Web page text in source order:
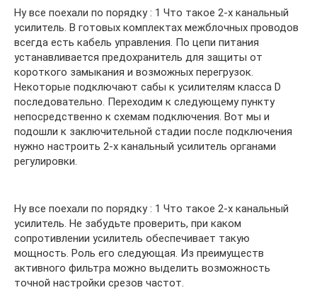
Ну все поехали по порядку : 1 Что такое 2-х канальный
усилитель. В готовых комплектах межблочных проводов
всегда есть кабель управления. По цепи питания
устанавливается предохранитель для защиты от
короткого замыкания и возможных перегрузок.
Некоторые подключают сабы к усилителям класса D
последовательно. Переходим к следующему пункту
непосредственно к схемам подключения. Вот мы и
подошли к заключительной стадии после подключения
нужно настроить 2-х канальный усилитель органами
регулировки.
Ну все поехали по порядку : 1 Что такое 2-х канальный
усилитель. Не забудьте проверить, при каком
сопротивлении усилитель обеспечивает такую
мощность. Роль его следующая. Из преимуществ
активного фильтра можно выделить возможность
точной настройки срезов частот.